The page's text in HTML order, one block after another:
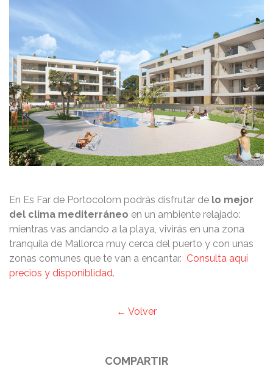
En Es Far de Portocolom podrás disfrutar de lo mejor
del clima mediterráneo en un ambiente relajado:
mientras vas andando a la playa, vivirás en una zona
tranquila de Mallorca muy cerca del puerto y con unas
zonas comunes que te van a encantar. Consulta aquí
precios y disponiblidad.
← Volver
COMPARTIR